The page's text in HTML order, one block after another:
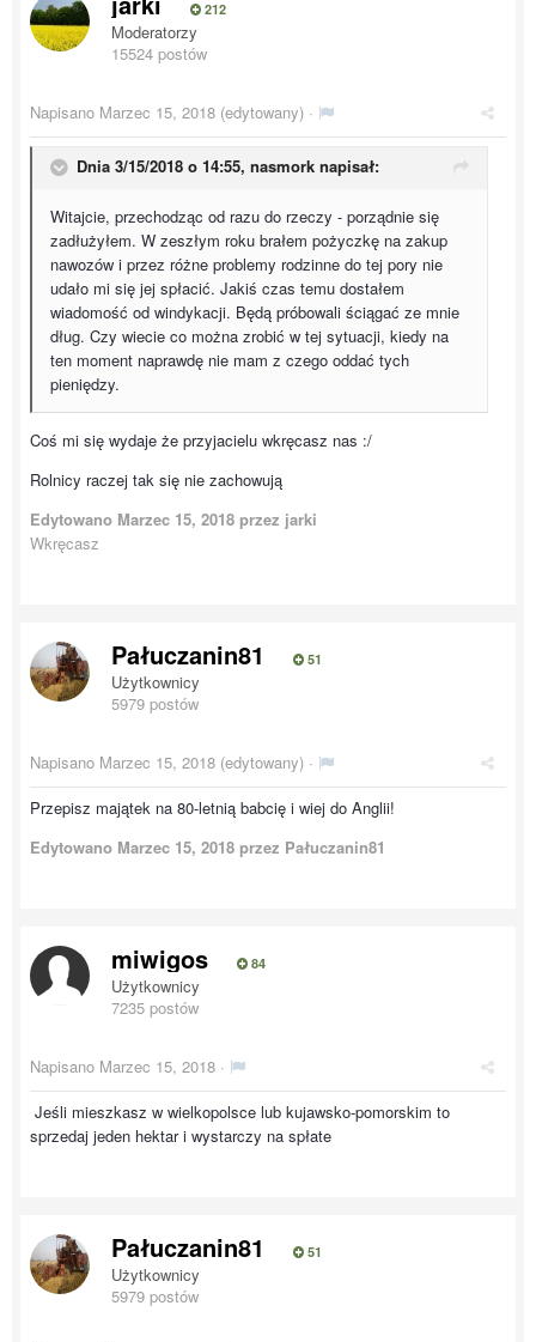
212
Moderatorzy
15524 postów
Napisano Marzec 15, 2018 (edytowany) ·
Dnia 3/15/2018 o 14:55, nasmork napisał:
Witajcie, przechodząc od razu do rzeczy - porządnie się
zadłużyłem. W zeszłym roku brałem pożyczkę na zakup
nawozów i przez różne problemy rodzinne do tej pory nie
udało mi się jej spłacić. Jakiś czas temu dostałem
wiadomość od windykacji. Będą próbowali ściągać ze mnie
dług. Czy wiecie co można zrobić w tej sytuacji, kiedy na
ten moment naprawdę nie mam z czego oddać tych
pieniędzy.
Coś mi się wydaje że przyjacielu wkręcasz nas :/
Rolnicy raczej tak się nie zachowują
Edytowano Marzec 15, 2018 przez jarki
Wkręcasz
Pałuczanin81 51
Użytkownicy
5979 postów
Napisano Marzec 15, 2018 (edytowany) ·
Przepisz majątek na 80-letnią babcię i wiej do Anglii!
Edytowano Marzec 15, 2018 przez Pałuczanin81
miwigos 84
Użytkownicy
7235 postów
Napisano Marzec 15, 2018 ·
Jeśli mieszkasz w wielkopolsce lub kujawsko-pomorskim to
sprzedaj jeden hektar i wystarczy na spłate
Pałuczanin81 51
Użytkownicy
5979 postów